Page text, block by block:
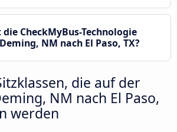
CheckMyBus-Technologie
NM nach El Paso, TX?
die auf der
NM nach El Paso,
werden